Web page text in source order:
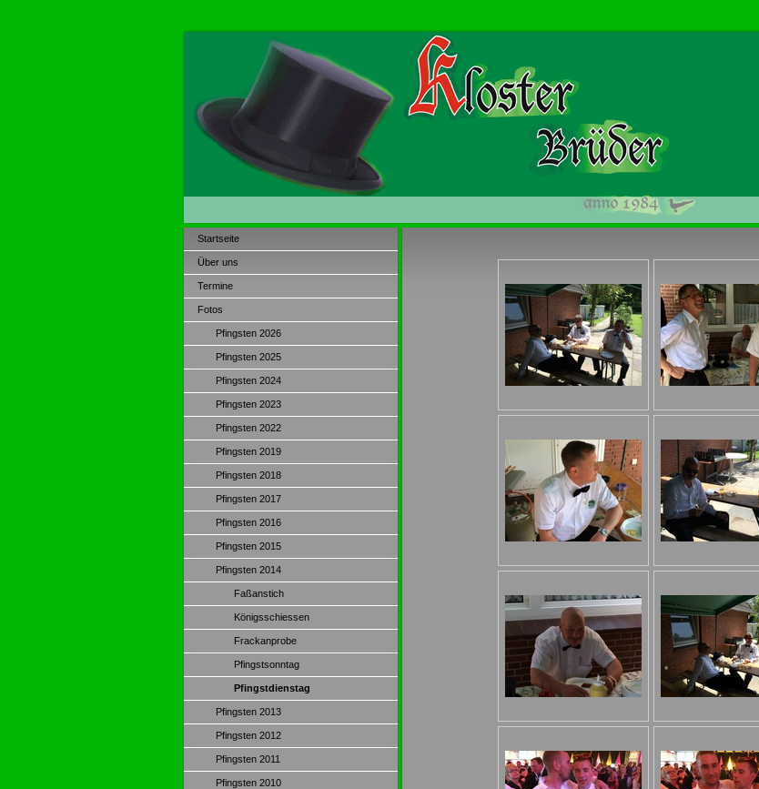
Startseite
Über uns
Termine
Fotos
Pfingsten 2026
Pfingsten 2025
Pfingsten 2024
Pfingsten 2023
Pfingsten 2022
Pfingsten 2019
Pfingsten 2018
Pfingsten 2017
Pfingsten 2016
Pfingsten 2015
Pfingsten 2014
Faßanstich
Königsschiessen
Frackanprobe
Pfingstsonntag
Pfingstdienstag
Pfingsten 2013
Pfingsten 2012
Pfingsten 2011
Pfingsten 2010